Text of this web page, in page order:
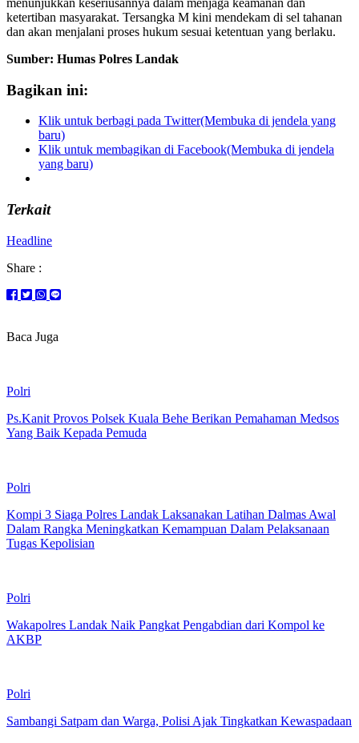
ketertiban masyarakat. Tersangka M kini mendekam di sel tahanan
dan akan menjalani proses hukum sesuai ketentuan yang berlaku.
Sumber: Humas Polres Landak
Bagikan ini:
Klik untuk berbagi pada Twitter(Membuka di jendela yang
baru)
Klik untuk membagikan di Facebook(Membuka di jendela
yang baru)
Terkait
Headline
Share :
Baca Juga
Polri
Ps.Kanit Provos Polsek Kuala Behe Berikan Pemahaman Medsos
Yang Baik Kepada Pemuda
Polri
Kompi 3 Siaga Polres Landak Laksanakan Latihan Dalmas Awal
Dalam Rangka Meningkatkan Kemampuan Dalam Pelaksanaan
Tugas Kepolisian
Polri
Wakapolres Landak Naik Pangkat Pengabdian dari Kompol ke
AKBP
Polri
Sambangi Satpam dan Warga, Polisi Ajak Tingkatkan Kewaspadaan